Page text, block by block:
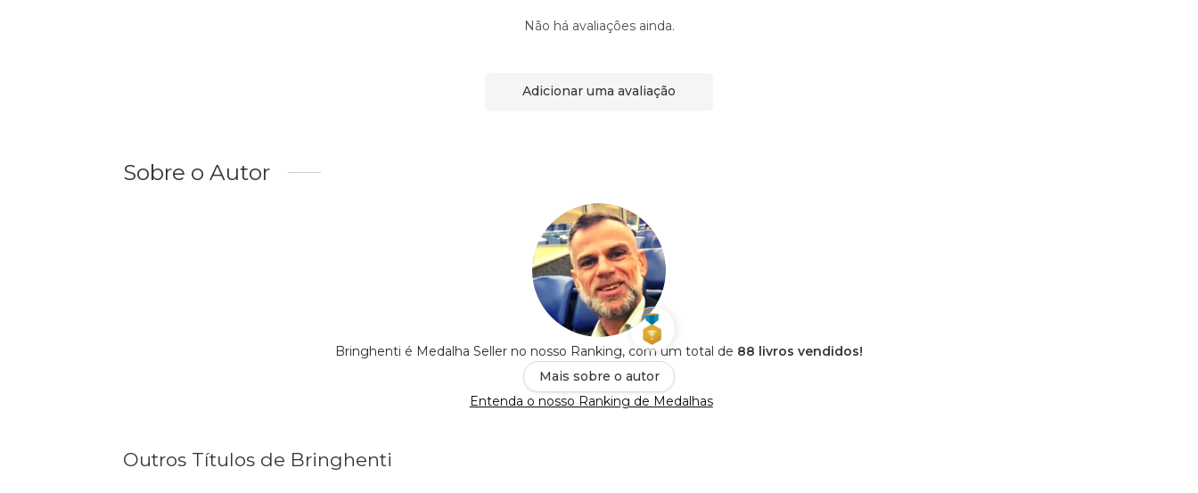
Não há avaliações ainda.
Adicionar uma avaliação
Sobre o Autor
Bringhenti é Medalha Seller no nosso Ranking, com um total de 88 livros vendidos!
Mais sobre o autor
Entenda o nosso Ranking de Medalhas
Outros Títulos de Bringhenti